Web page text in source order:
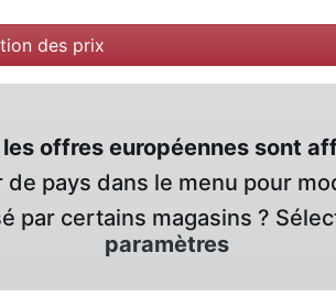
des prix
offres européennes sont
pays dans le menu pour
par certains magasins ?
paramètres